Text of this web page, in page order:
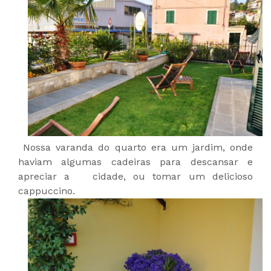
Nossa varanda do quarto era um jardim, onde
haviam algumas cadeiras para descansar e
apreciar a cidade, ou tomar um delicioso
cappuccino.